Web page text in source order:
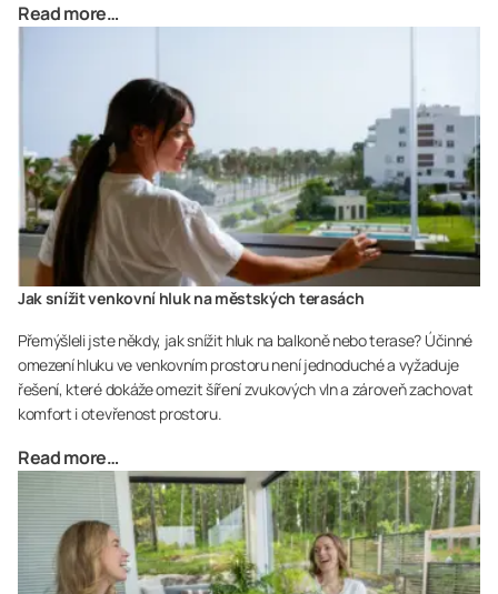
Read more…
Jak snížit venkovní hluk na městských terasách
Přemýšleli jste někdy, jak snížit hluk na balkoně nebo terase? Účinné
omezení hluku ve venkovním prostoru není jednoduché a vyžaduje
řešení, které dokáže omezit šíření zvukových vln a zároveň zachovat
komfort i otevřenost prostoru.
Read more…